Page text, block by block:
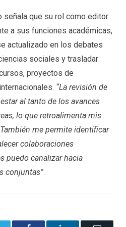
señala que su rol como editor
a sus funciones académicas,
actualizado en los debates
sociales y trasladar
proyectos de
“La revisión de
al tanto de los avances
lo que retroalimenta mis
me permite identificar
colaboraciones
puedo canalizar hacia
conjuntas”.